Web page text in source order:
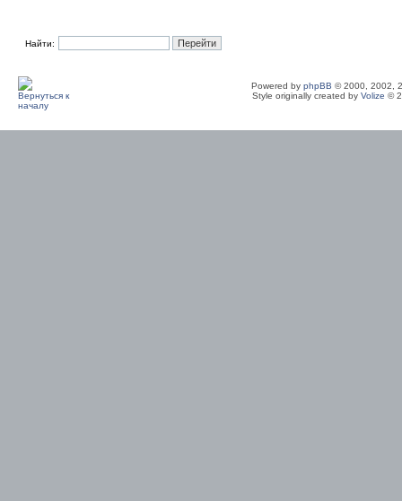
Найти:
Powered by phpBB © 2000, 2002,
Style originally created by Volize ©